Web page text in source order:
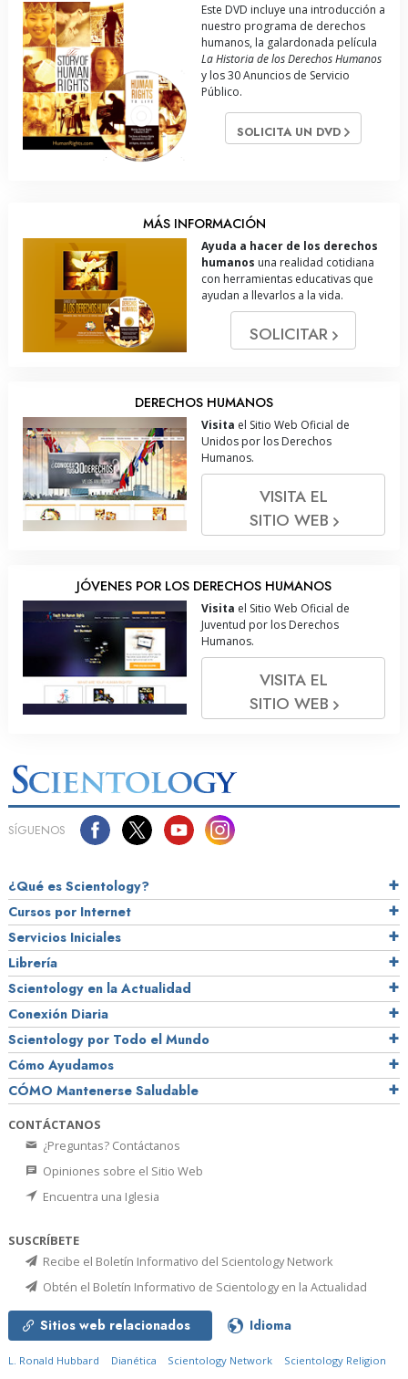
Este DVD incluye una introducción a
nuestro programa de derechos
humanos, la galardonada película
La Historia de los Derechos Humanos
y los 30 Anuncios de Servicio
Público.
SOLICITA UN DVD
MÁS INFORMACIÓN
Ayuda a hacer de los derechos
humanos una realidad cotidiana
con herramientas educativas que
ayudan a llevarlos a la vida.
SOLICITAR
DERECHOS HUMANOS
Visita el Sitio Web Oficial de
Unidos por los Derechos
Humanos.
VISITA EL
SITIO WEB
JÓVENES POR LOS DERECHOS HUMANOS
Visita el Sitio Web Oficial de
Juventud por los Derechos
Humanos.
VISITA EL
SITIO WEB
SÍGUENOS
¿Qué es Scientology?
Cursos por Internet
Servicios Iniciales
Librería
Scientology en la Actualidad
Conexión Diaria
Scientology por Todo el Mundo
Cómo Ayudamos
CÓMO Mantenerse Saludable
CONTÁCTANOS
¿Preguntas? Contáctanos
Opiniones sobre el Sitio Web
Encuentra una Iglesia
SUSCRÍBETE
Recibe el Boletín Informativo del Scientology Network
Obtén el Boletín Informativo de Scientology en la Actualidad
Sitios web relacionados Idioma
L. Ronald Hubbard Dianética Scientology Network
Scientology Religion